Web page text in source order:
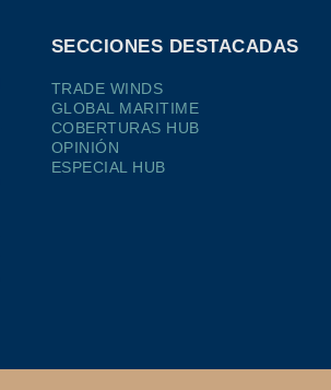
SECCIONES DESTACADAS
TRADE WINDS
GLOBAL MARITIME
COBERTURAS HUB
OPINIÓN
ESPECIAL HUB